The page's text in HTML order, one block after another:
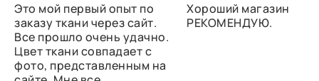
Это мой первый опыт по
заказу ткани через сайт.
Все прошло очень удачно.
Цвет ткани совпадает с
фото, представленным на
Хороший магазин
РЕКОМЕНДУЮ.